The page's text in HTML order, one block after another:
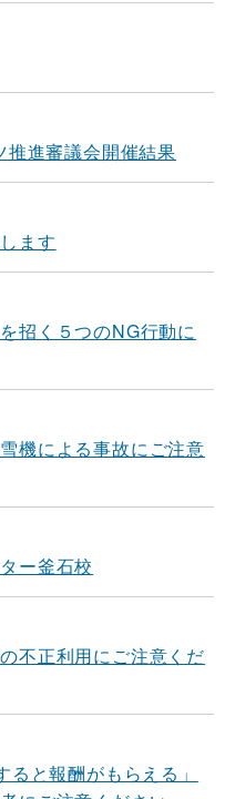
進審議会開催結果
ます
招く５つのNG行動に
機による事故にご注意
ー釜石校
不正利用にご注意くだ
ると報酬がもらえる」